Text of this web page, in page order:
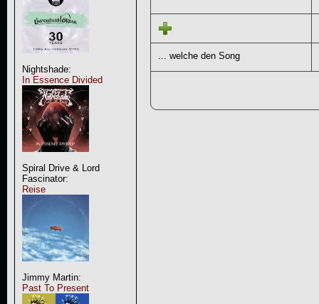
Nightshade:
In Essence Divided
Spiral Drive & Lord
Fascinator:
Reise
Jimmy Martin:
Past To Present
... welche den Song